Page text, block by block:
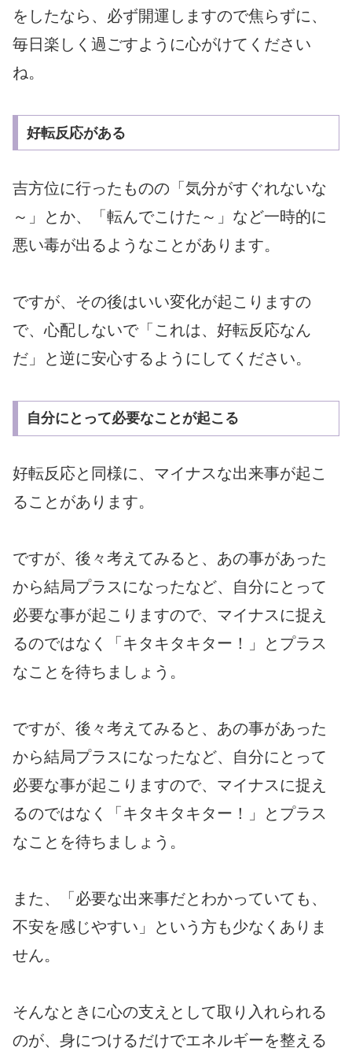
をしたなら、必ず開運しますので焦らずに、
毎日楽しく過ごすように心がけてください
ね。
好転反応がある
吉方位に行ったものの「気分がすぐれないな
～」とか、「転んでこけた～」など一時的に
悪い毒が出るようなことがあります。
ですが、その後はいい変化が起こりますの
で、心配しないで「これは、好転反応なん
だ」と逆に安心するようにしてください。
自分にとって必要なことが起こる
好転反応と同様に、マイナスな出来事が起こ
ることがあります。
ですが、後々考えてみると、あの事があった
から結局プラスになったなど、自分にとって
必要な事が起こりますので、マイナスに捉え
るのではなく「キタキタキター！」とプラス
なことを待ちましょう。
ですが、後々考えてみると、あの事があった
から結局プラスになったなど、自分にとって
必要な事が起こりますので、マイナスに捉え
るのではなく「キタキタキター！」とプラス
なことを待ちましょう。
また、「必要な出来事だとわかっていても、
不安を感じやすい」という方も少なくありま
せん。
そんなときに心の支えとして取り入れられる
のが、身につけるだけでエネルギーを整える